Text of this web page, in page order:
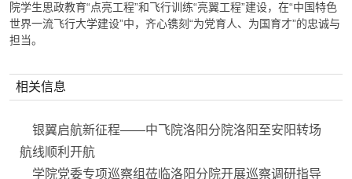
院学生思政教育“点亮工程”和飞行训练“亮翼工程”建设，在“中国特色
世界一流飞行大学建设”中，齐心镌刻“为党育人、为国育才”的忠诚与
担当。
相关信息
银翼启航新征程——中飞院洛阳分院洛阳至安阳转场
航线顺利开航
学院党委专项巡察组莅临洛阳分院开展巡察调研指导